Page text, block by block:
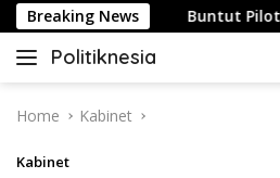
Skip
to
content
Breaking News
Strategis Buntut Pilot
Politiknesia
Politiknesia.com
Home Kabinet
Kabinet